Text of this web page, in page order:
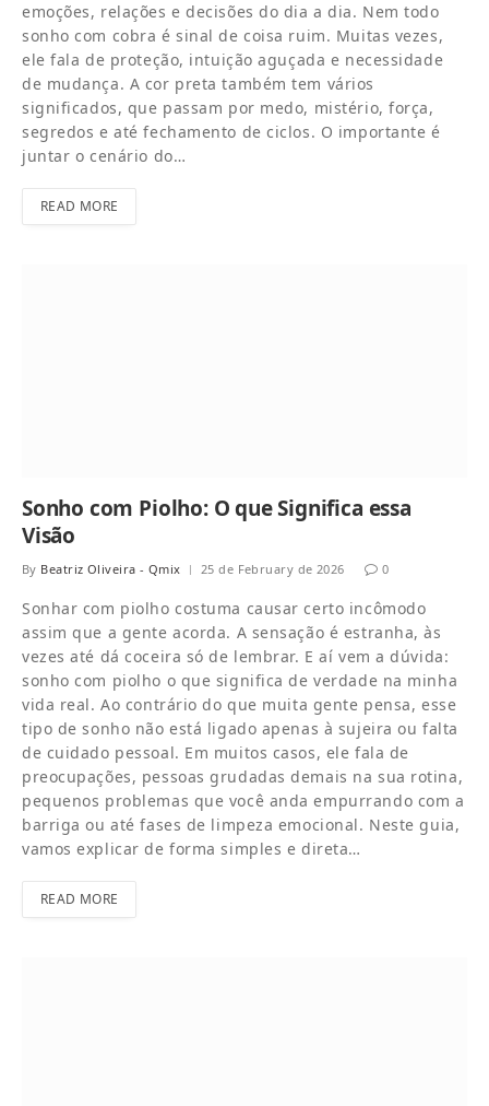
emoções, relações e decisões do dia a dia. Nem todo
sonho com cobra é sinal de coisa ruim. Muitas vezes,
ele fala de proteção, intuição aguçada e necessidade
de mudança. A cor preta também tem vários
significados, que passam por medo, mistério, força,
segredos e até fechamento de ciclos. O importante é
juntar o cenário do…
READ MORE
Sonho com Piolho: O que Significa essa
Visão
By Beatriz Oliveira - Qmix 25 de February de 2026 0
Sonhar com piolho costuma causar certo incômodo
assim que a gente acorda. A sensação é estranha, às
vezes até dá coceira só de lembrar. E aí vem a dúvida:
sonho com piolho o que significa de verdade na minha
vida real. Ao contrário do que muita gente pensa, esse
tipo de sonho não está ligado apenas à sujeira ou falta
de cuidado pessoal. Em muitos casos, ele fala de
preocupações, pessoas grudadas demais na sua rotina,
pequenos problemas que você anda empurrando com a
barriga ou até fases de limpeza emocional. Neste guia,
vamos explicar de forma simples e direta…
READ MORE